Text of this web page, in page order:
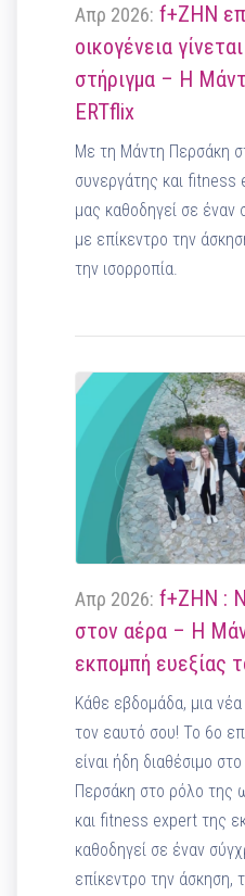
Απρ 2026: f+ΖΗΝ
οικογένεια
στήριγμα – Η
ERTflix
Με τη Μάντη Περσάκη
συνεργάτης και
μας καθοδηγεί σε
με επίκεντρο την
την ισορροπία.
Απρ 2026: f+ΖΗΝ :
στον αέρα – Η
εκπομπή ευεξίας
Κάθε εβδομάδα, μια
τον εαυτό σου! Το 6ο
είναι ήδη διαθέσιμο
Περσάκη στο ρόλο της
και fitness expert της
καθοδηγεί σε έναν
επίκεντρο την άσκηση,